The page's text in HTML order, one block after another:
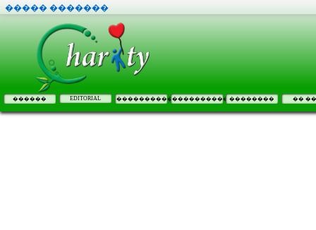
����� �������
������ EDITORIAL �������������������� �������� ��